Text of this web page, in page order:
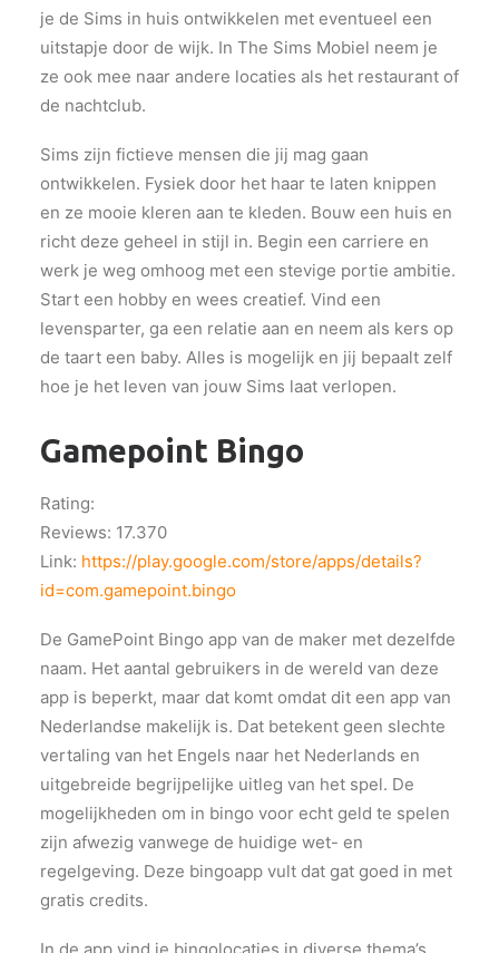
je de Sims in huis ontwikkelen met eventueel een
uitstapje door de wijk. In The Sims Mobiel neem je
ze ook mee naar andere locaties als het restaurant of
de nachtclub.
Sims zijn fictieve mensen die jij mag gaan
ontwikkelen. Fysiek door het haar te laten knippen
en ze mooie kleren aan te kleden. Bouw een huis en
richt deze geheel in stijl in. Begin een carriere en
werk je weg omhoog met een stevige portie ambitie.
Start een hobby en wees creatief. Vind een
levensparter, ga een relatie aan en neem als kers op
de taart een baby. Alles is mogelijk en jij bepaalt zelf
hoe je het leven van jouw Sims laat verlopen.
Gamepoint Bingo
Rating:
Reviews: 17.370
Link: https://play.google.com/store/apps/details?
id=com.gamepoint.bingo
De GamePoint Bingo app van de maker met dezelfde
naam. Het aantal gebruikers in de wereld van deze
app is beperkt, maar dat komt omdat dit een app van
Nederlandse makelijk is. Dat betekent geen slechte
vertaling van het Engels naar het Nederlands en
uitgebreide begrijpelijke uitleg van het spel. De
mogelijkheden om in bingo voor echt geld te spelen
zijn afwezig vanwege de huidige wet- en
regelgeving. Deze bingoapp vult dat gat goed in met
gratis credits.